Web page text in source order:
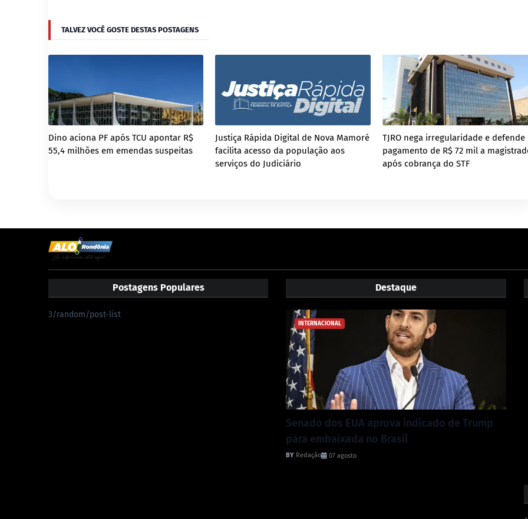
TALVEZ VOCÊ GOSTE DESTAS POSTAGENS
Dino aciona PF após TCU apontar R$
55,4 milhões em emendas suspeitas
Justiça Rápida Digital de Nova Mamoré
facilita acesso da população aos
serviços do Judiciário
TJRO nega irregularidade e defende
pagamento de R$ 72 mil a
após cobrança do STF
Postagens Populares
3/random/post-list
Destaque
INTERNACIONAL
Senado dos EUA aprova indicado de Trump
para embaixada no Brasil
Redação 07 agosto